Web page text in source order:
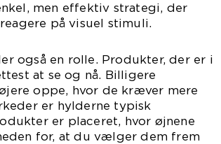
men effektiv strategi, der
på visuel stimuli.
også en rolle. Produkter, der er i
at se og nå. Billigere
oppe, hvor de kræver mere
er hylderne typisk
er placeret, hvor øjnene
for, at du vælger dem frem